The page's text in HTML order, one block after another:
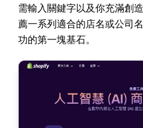
需輸入關鍵字以及你充滿創
薦一系列適合的店名或公司
功的第一塊基石。